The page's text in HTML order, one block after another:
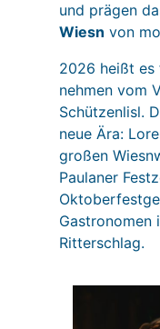
und prägen
Wiesn von
2026 heißt es
nehmen vom
Schützenlisl.
neue Ära:
großen
Paulaner
Gastronomen
Ritterschlag.